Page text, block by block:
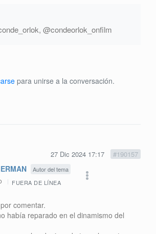
@condeorlok_onfilm
para unirse a la conversación.
27 Dic 2024 17:17 #190157
Autor del tema
FUERA DE LÍNEA
comentar.
había reparado en el dinamismo del